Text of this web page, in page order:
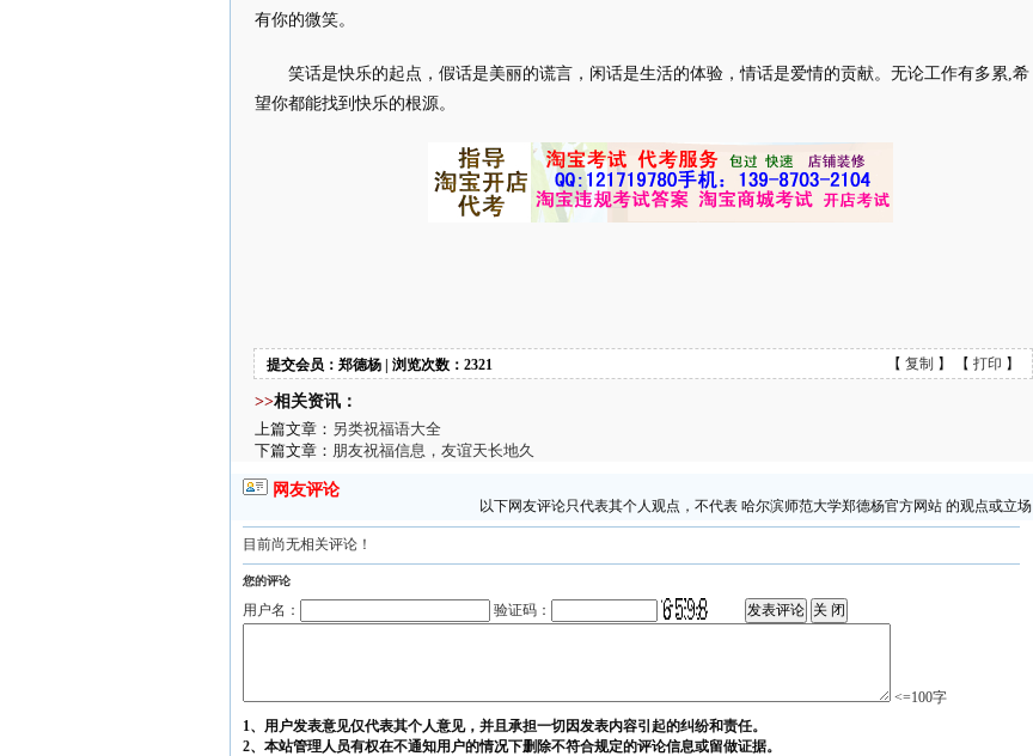
有你的微笑。
笑话是快乐的起点，假话是美丽的谎言，闲话是生活的体验，情话是爱情的贡献。无论工作有多累,希
望你都能找到快乐的根源。
提交会员：郑德杨 | 浏览次数：2321 【 复制 】 【 打印 】
>>相关资讯：
上篇文章： 另类祝福语大全
下篇文章： 朋友祝福信息，友谊天长地久
网友评论
以下网友评论只代表其个人观点，不代表 哈尔滨师范大学郑德杨官方网站 的观点或立场
目前尚无相关评论！
您的评论
用户名： 验证码：
<=100字
1、用户发表意见仅代表其个人意见，并且承担一切因发表内容引起的纠纷和责任。
2、本站管理人员有权在不通知用户的情况下删除不符合规定的评论信息或留做证据。